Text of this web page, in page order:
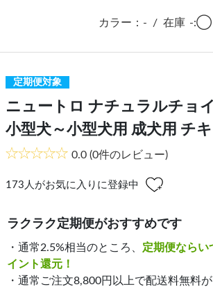
カラー：- / 在庫 -:◯
定期便対象
ニュートロ ナチュラルチョ
小型犬～小型犬用 成犬用 チ
0.0 (0件のレビュー)
173 人がお気に入りに登録中
ラクラク定期便がおすすめです
・通常2.5%相当のところ、 定期便ならい
イント還元！
・通常ご注文8,800円以上で配送料無料が